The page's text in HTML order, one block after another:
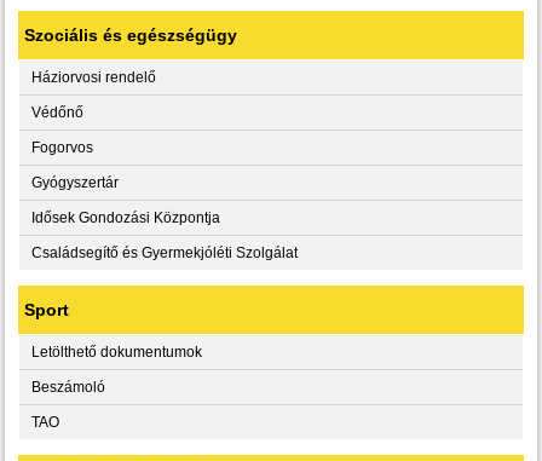
Szociális és egészségügy
Háziorvosi rendelő
Védőnő
Fogorvos
Gyógyszertár
Idősek Gondozási Központja
Családsegítő és Gyermekjóléti Szolgálat
Sport
Letölthető dokumentumok
Beszámoló
TAO